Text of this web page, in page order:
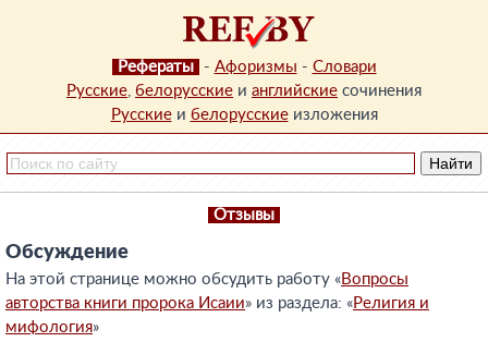
Рефераты - Афоризмы - Словари
Русские, белорусские и английские сочинения
Русскиеи белорусскиеизложения
Отзывы
Обсуждение
На этой странице можно обсудить работу «Вопросы
авторства книги пророка Исаии» из раздела: «Религия и
мифология»